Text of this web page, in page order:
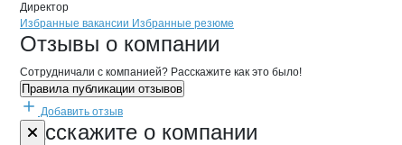
Директор
Брендыкомпани ФорельКа
Вакансии вФорельКа
Избранные вакансии Избранные резюме
Новости oФорельКа, ООО
Отзывы о компании
Сотрудничали с компанией? Расскажите как это было!
Правила публикации отзывов
Добавить отзыв
Расскажите о компании
Форма обратной связи о неточностях